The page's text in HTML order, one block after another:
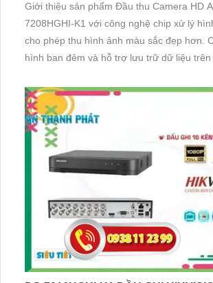
Giới thiệu sản phẩm Đầu thu Camera HD
7208HGHI-K1 với công nghệ chip xử lý
cho phép thu hình ảnh màu sắc đẹp hơn. Có khả năng ghi
hình ban đêm và hỗ trợ lưu trữ dữ liệu trên 1
thu hình ảnh ổn định và nét cả ngày và
giải 4.0 MP